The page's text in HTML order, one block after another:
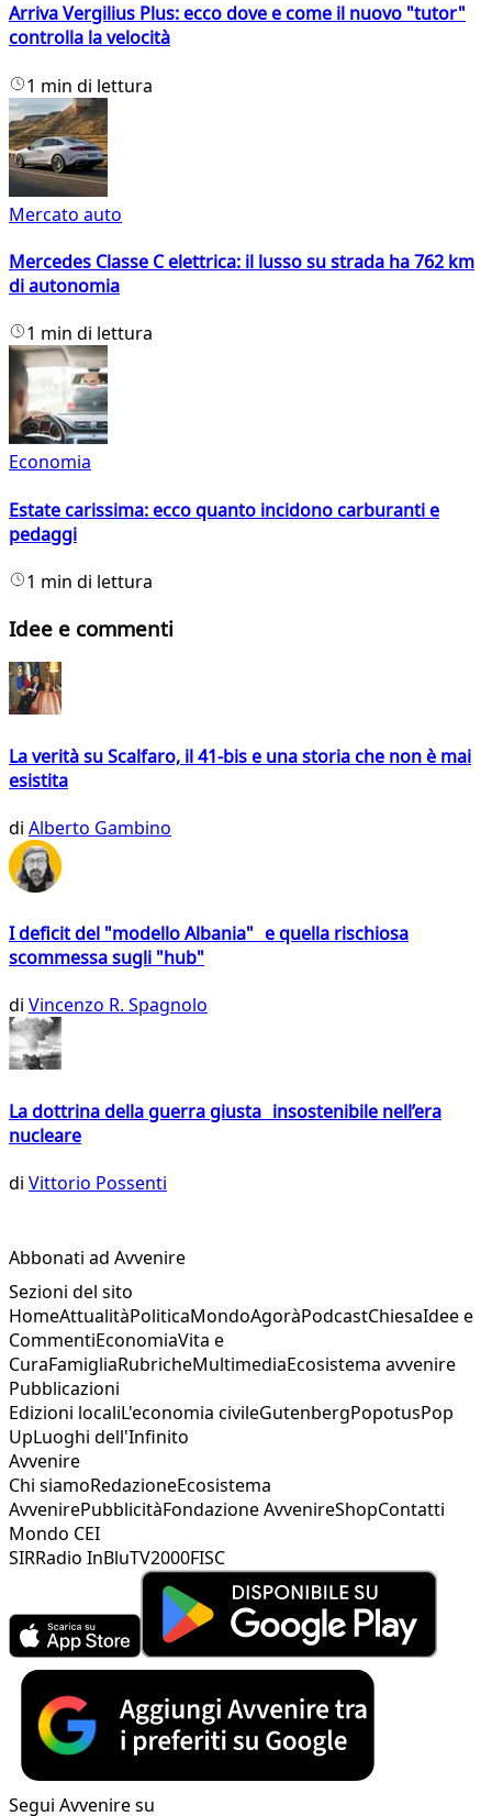
Arriva Vergilius Plus: ecco dove e come il nuovo "tutor"
controlla la velocità
1 min di lettura
Mercato auto
Mercedes Classe C elettrica: il lusso su strada ha 762 km
di autonomia
1 min di lettura
Economia
Estate carissima: ecco quanto incidono carburanti e
pedaggi
1 min di lettura
Idee e commenti
La verità su Scalfaro, il 41-bis e una storia che non è mai
esistita
di Alberto Gambino
I deficit del "modello Albania" e quella rischiosa
scommessa sugli "hub"
di Vincenzo R. Spagnolo
La dottrina della guerra giusta insostenibile nell’era
nucleare
di Vittorio Possenti
Abbonati ad Avvenire
Sezioni del sito
HomeAttualitàPoliticaMondoAgoràPodcastChiesaIdee e
CommentiEconomiaVita e
CuraFamigliaRubricheMultimediaEcosistema avvenire
Pubblicazioni
Edizioni localiL'economia civileGutenbergPopotusPop
UpLuoghi dell'Infinito
Avvenire
Chi siamoRedazioneEcosistema
AvvenirePubblicitàFondazione AvvenireShopContatti
Mondo CEI
SIRRadio InBluTV2000FISC
Segui Avvenire su